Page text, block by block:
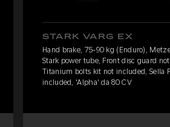
STARK VARG EX
Hand brake, 75-90 kg (Enduro),
Stark power tube, Front disc guard
Titanium bolts kit not included, Sella
included, 'Alpha' da 80 CV